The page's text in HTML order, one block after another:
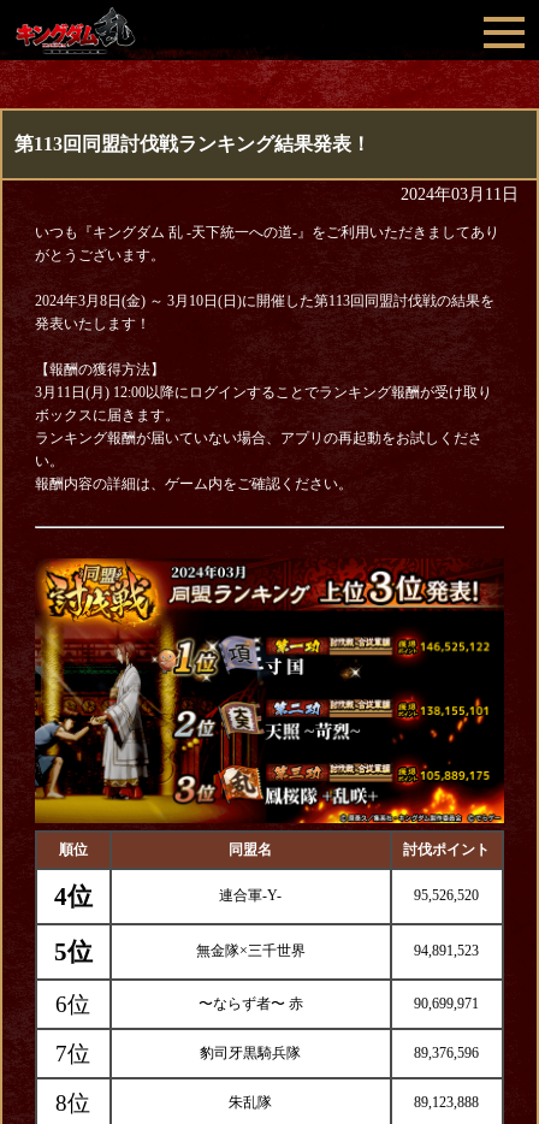
第113回同盟討伐戦ランキング結果発表！
2024年03月11日
いつも『キングダム 乱 -天下統一への道-』をご利用いただきましてあり
がとうございます。
2024年3月8日(金) ～ 3月10日(日)に開催した第113回同盟討伐戦の結果を
発表いたします！
【報酬の獲得方法】
3月11日(月) 12:00以降にログインすることでランキング報酬が受け取り
ボックスに届きます。
ランキング報酬が届いていない場合、アプリの再起動をお試しくださ
い。
報酬内容の詳細は、ゲーム内をご確認ください。
順位 同盟名 討伐ポイント
4位 連合軍-Y- 95,526,520
5位 無金隊×三千世界 94,891,523
6位 〜ならず者〜 赤 90,699,971
7位 豹司牙黒騎兵隊 89,376,596
8位 朱乱隊 89,123,888